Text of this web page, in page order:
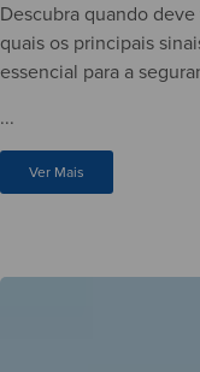
Descubra quando
quais os principais
essencial para a
...
Ver Mais